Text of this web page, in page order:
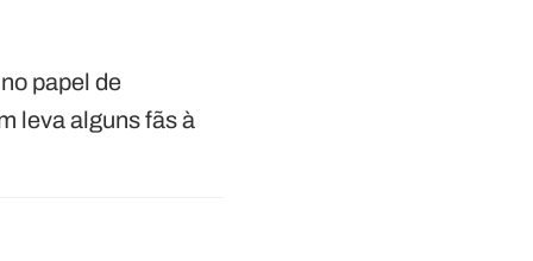
papel de
leva alguns fãs à